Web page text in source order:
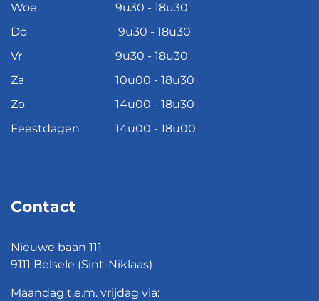
Woe
9u30 - 18u30
Do
9u30 - 18u30
Vr
9u30 - 18u30
Za
10u00 - 18u30
Zo
14u00 - 18u30
Feestdagen
14u00 - 18u00
Contact
Nieuwe baan 111
9111 Belsele (Sint-Niklaas)
Maandag t.e.m. vrijdag via: